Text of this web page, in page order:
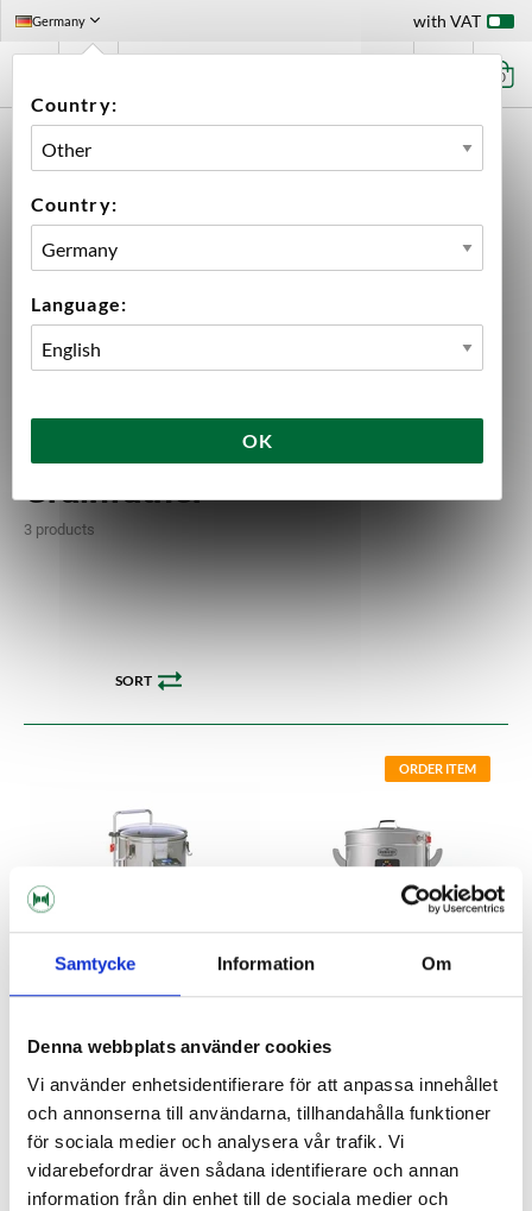
Samtycke Information Om
Denna webbplats använder cookies
Vi använder enhetsidentifierare för att anpassa innehållet
och annonserna till användarna, tillhandahålla funktioner
för sociala medier och analysera vår trafik. Vi
vidarebefordrar även sådana identifierare och annan
information från din enhet till de sociala medier och
Germany
Country:
Country:
Language:
OK
with VAT
0
BREWING EQUIPMENT
Grainfather
3 products
SORT
G30 v3 Grainfather
7 995 kr
ORDER ITEM
G40 Grainfather
17 995 kr